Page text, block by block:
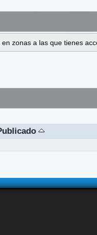
zonas a las que tienes